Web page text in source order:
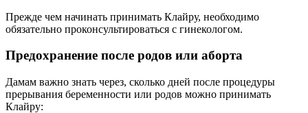
Прежде чем начинать принимать Клайру, необходимо
обязательно проконсультироваться с гинекологом.
Предохранение после родов или аборта
Дамам важно знать через, сколько дней после процедуры
прерывания беременности или родов можно принимать
Клайру: